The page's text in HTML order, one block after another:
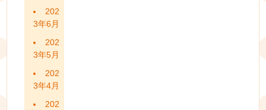
202
3年6月
202
3年5月
202
3年4月
202